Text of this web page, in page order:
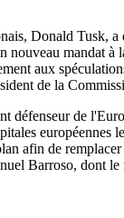
Donald Tusk,
nouveau mandat à
aux
de la
défenseur de
européennes
afin de
Barroso, dont le